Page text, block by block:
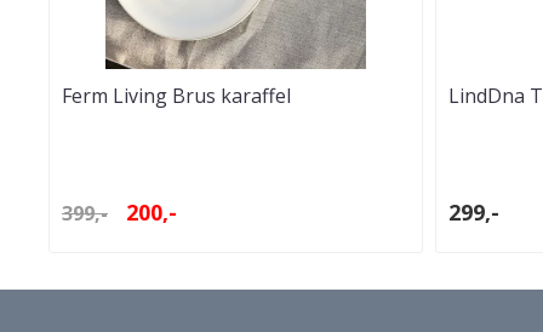
Ferm Living Brus karaffel
399,- 200,-
LindDna
299,-